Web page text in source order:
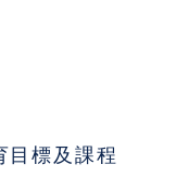
目標及課程